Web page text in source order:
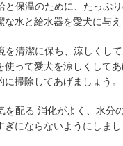
と保温のために、たっぷ
水と給水器を愛犬に与え
を清潔に保ち、涼しくし
使って愛犬を涼しくして
に掃除してあげましょう。
を配る 消化がよく、水分
にならないようにしまし